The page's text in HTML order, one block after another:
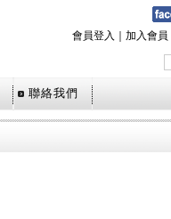
會員登入 加入會員
聯絡我們